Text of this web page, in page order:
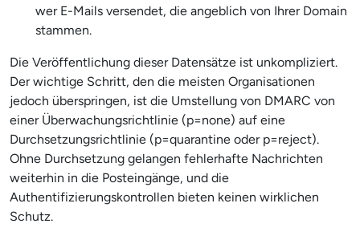
wer E-Mails versendet, die angeblich von Ihrer Domain
stammen.
Die Veröffentlichung dieser Datensätze ist unkompliziert.
Der wichtige Schritt, den die meisten Organisationen
jedoch überspringen, ist die Umstellung von DMARC von
einer Überwachungsrichtlinie (p=none) auf eine
Durchsetzungsrichtlinie (p=quarantine oder p=reject).
Ohne Durchsetzung gelangen fehlerhafte Nachrichten
weiterhin in die Posteingänge, und die
Authentifizierungskontrollen bieten keinen wirklichen
Schutz.